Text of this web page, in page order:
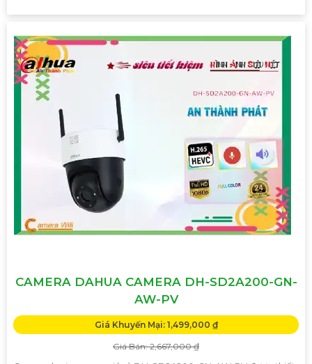
CAMERA DAHUA CAMERA DH-SD2A200-GN-
AW-PV
Giá Khuyến Mại: 1,499,000 ₫
Giá Bán: 2,667,000 ₫